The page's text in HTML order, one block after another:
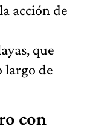
acción de
que
largo de
con